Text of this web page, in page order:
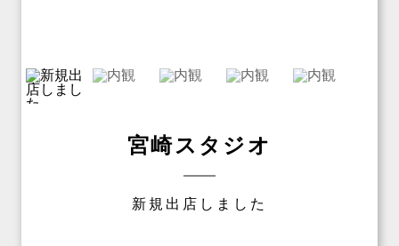
宮崎スタジオ
新規出店しました